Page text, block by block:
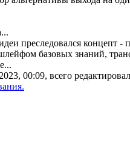
преследовался концепт
базовых знаний,
00:09, всего